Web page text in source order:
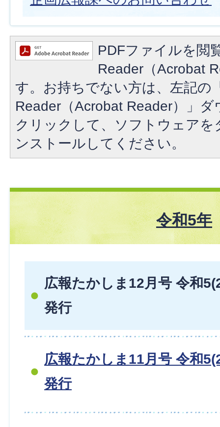
PDFファイルを閲
Reader（Acrobat
す。お持ちでない方は、左記の
Reader（Acrobat Reader）」
クリックして、ソフトウェア
ンストールしてください。
令和5年
広報たかしま12月号 令和
発行
広報たかしま11月号 令和
発行